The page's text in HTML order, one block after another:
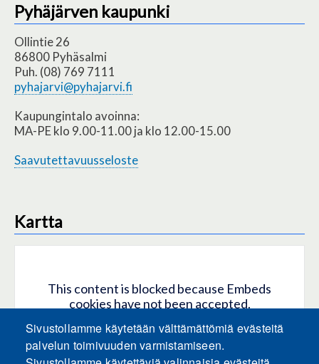
Pyhäjärven kaupunki
Ollintie 26
86800 Pyhäsalmi
Puh. (08) 769 7111
pyhajarvi@pyhajarvi.fi
Kaupungintalo avoinna:
MA-PE klo 9.00-11.00 ja klo 12.00-15.00
Saavutettavuusseloste
Kartta
This content is blocked because Embeds
cookies have not been accepted.
HYVÄKSY KAIKKI EVÄSTEET
Sivustollamme käytetään välttämättömiä evästeitä
palvelun toimivuuden varmistamiseen.